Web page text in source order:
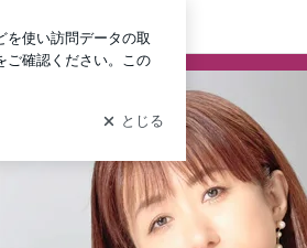
げパーマ専門BE STYLE owners blog
ログイン